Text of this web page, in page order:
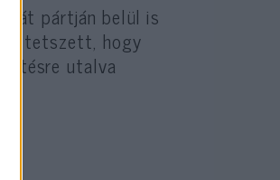
pártján belül is
tetszett, hogy
utalva